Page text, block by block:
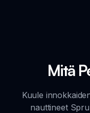
Mitä
Kuule
nauttineet